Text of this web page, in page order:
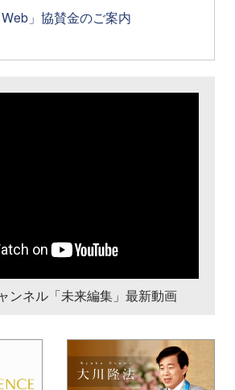
Web」協賛金のご案内
ンネル「未来編集」最新動画